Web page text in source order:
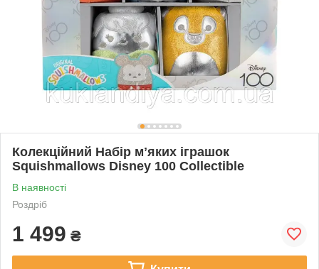
Колекційний Набір мʼяких іграшок
Squishmallows Disney 100 Collectible
В наявності
Роздріб
1 499 ₴